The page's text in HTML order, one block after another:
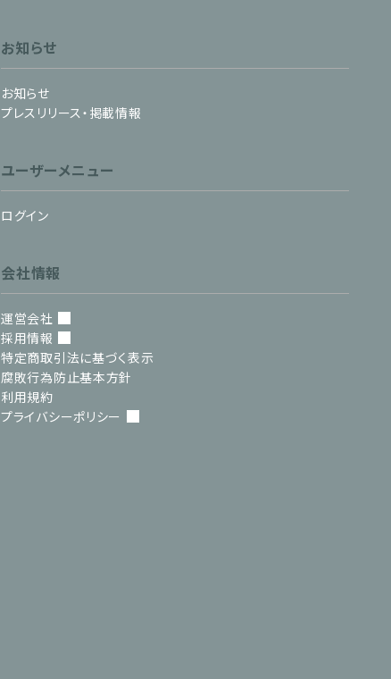
お知らせ
お知らせ
プレスリリース・掲載情報
ユーザーメニュー
ログイン
会社情報
運営会社
採用情報
特定商取引法に基づく表示
腐敗行為防止基本方針
利用規約
プライバシーポリシー